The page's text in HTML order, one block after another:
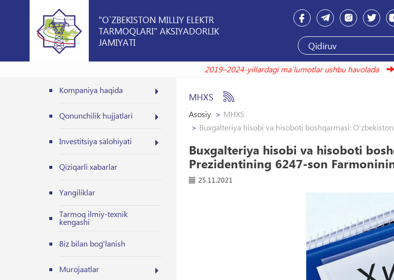
"O`ZBEKISTON MILLIY ELEKTR
TARMOQLARI" AKSIYADORLIK
JAMIYATI
2019–2024-yillardagi maʼlumotlar ushbu
Kompaniya haqida
Qonunchilik hujjatlari
Investitsiya salohiyati
Qiziqarli xabarlar
Yangiliklar
Tarmoq ilmiy-texnik
kengashi
Biz bilan bog'lanish
Murojaatlar
MHXS
Asosiy
MHXS
Buxgalteriya hisobi va hisoboti boshqarmasi:
Buxgalteriya hisobi va hisoboti
Prezidentining 6247-son
25.11.2021